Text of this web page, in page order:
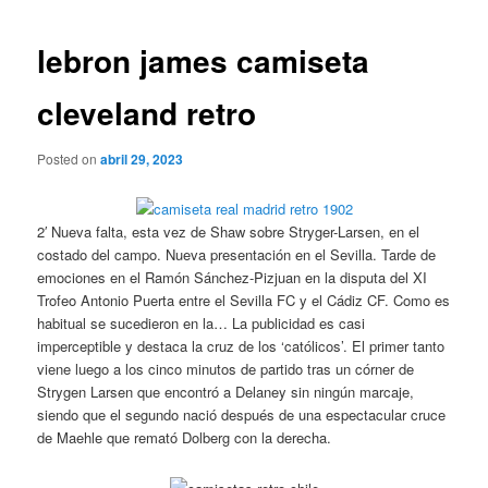
lebron james camiseta
cleveland retro
Posted onabril 29, 2023
2′ Nueva falta, esta vez de Shaw sobre Stryger-Larsen, en el
costado del campo. Nueva presentación en el Sevilla. Tarde de
emociones en el Ramón Sánchez-Pizjuan en la disputa del XI
Trofeo Antonio Puerta entre el Sevilla FC y el Cádiz CF. Como es
habitual se sucedieron en la… La publicidad es casi
imperceptible y destaca la cruz de los ‘católicos’. El primer tanto
viene luego a los cinco minutos de partido tras un córner de
Strygen Larsen que encontró a Delaney sin ningún marcaje,
siendo que el segundo nació después de una espectacular cruce
de Maehle que remató Dolberg con la derecha.